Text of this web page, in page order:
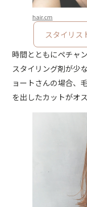
hair.cm
スタイリス
時間とともにペチャ
スタイリング剤が少
ョートさんの場合、
を出したカットがオ